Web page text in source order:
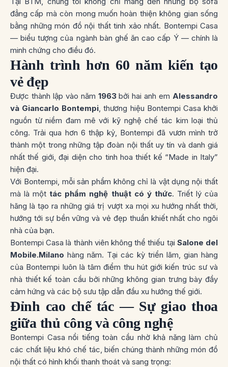
đẳng cấp mà còn mong muốn hoàn thiện không gian sống
bằng những món đồ nội thất tinh xảo nhất. Bontempi Casa
— biểu tượng của ngành bàn ghế ăn cao cấp Ý — chính là
minh chứng cho điều đó.
Hành trình hơn 60 năm kiến tạo
vẻ đẹp
Được thành lập vào năm 1963bởi hai anh em Alessandro
và Giancarlo Bontempi , thương hiệu Bontempi Casa khởi
nguồn từ niềm đam mê với kỹ nghệ chế tác kim loại thủ
công. Trải qua hơn 6 thập kỷ, Bontempi đã vươn mình trở
thành một trong những tập đoàn nội thất uy tín và danh giá
nhất thế giới, đại diện cho tinh hoa thiết kế “Made in Italy”
hiện đại.
Với Bontempi, mỗi sản phẩm không chỉ là vật dụng nội thất
mà là mộttác phẩm nghệ thuật có ý thức. Triết lý của
hãng là tạo ra những giá trị vượt xa mọi xu hướng nhất thời,
hướng tới sự bền vững và vẻ đẹp thuần khiết nhất cho ngôi
nhà của bạn.
Bontempi Casa là thành viên không thể thiếu tại Salone del
Mobile.Milano hàng năm. Tại các kỳ triển lãm, gian hàng
của Bontempi luôn là tâm điểm thu hút giới kiến trúc sư và
nhà thiết kế toàn cầu bởi những không gian trưng bày đầy
cảm hứng và các bộ sưu tập dẫn đầu xu hướng thế giới.
Đỉnh cao chế tác — Sự giao thoa
giữa thủ công và công nghệ
Bontempi Casa nổi tiếng toàn cầu nhờ khả năng làm chủ
các chất liệu khó chế tác, biến chúng thành những món đồ
nội thất có hình khối thanh thoát và sang trọng: